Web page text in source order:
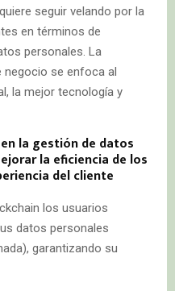
seguir velando por la
en términos de
personales. La
se enfoca al
la mejor tecnología y
la gestión de datos
la eficiencia de los
del cliente
los usuarios
datos personales
garantizando su